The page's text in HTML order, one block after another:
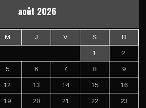
août 2026
M J V S D
1 2
5 6 7 8 9
12 13 14 15 16
19 20 21 22 23